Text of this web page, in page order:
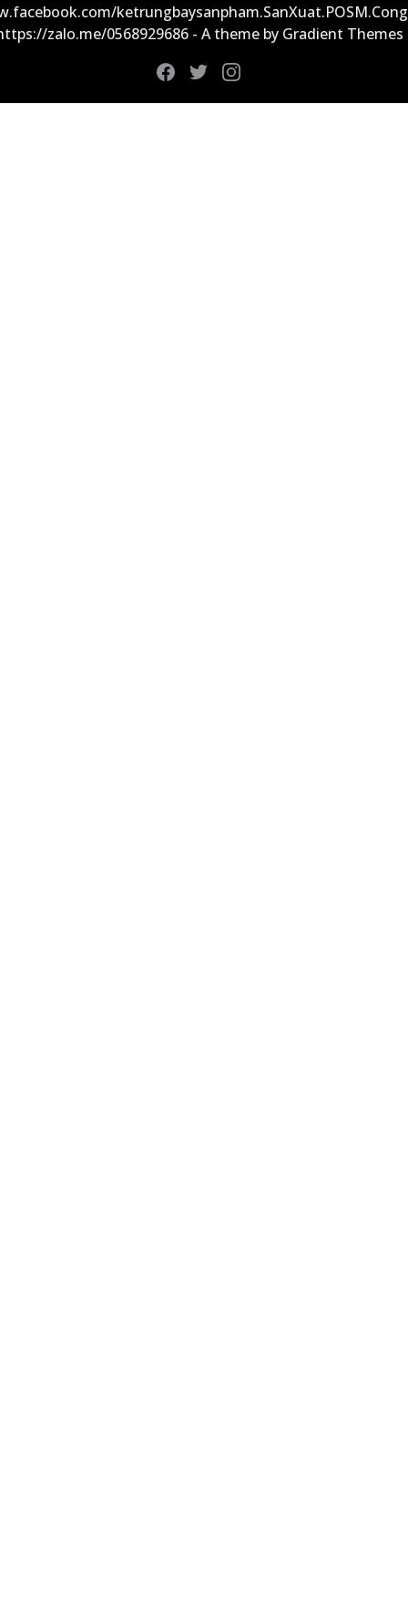
zalo.me/0568929686 - A theme by Gradient